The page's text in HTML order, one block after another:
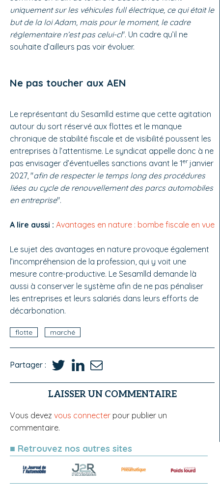
uniquement sur les véhicules full électrique, ce qui était le
but de la loi Adam, mais pour le moment, le cadre
réglementaire n’est pas celui-ci". Un cadre qu’il ne
souhaite d’ailleurs pas voir évoluer.
Ne pas toucher aux AEN
Le représentant du Sesamlld estime que cette agitation
autour du sort réservé aux flottes et le manque
chronique de stabilité fiscale et de visibilité poussent les
entreprises à l’attentisme. Le syndicat appelle donc à ne
pas envisager d’éventuelles sanctions avant le 1er janvier
2027, "afin de respecter le temps long des procédures
liées au cycle de renouvellement des parcs automobiles
en entreprise".
A lire aussi : Avantages en nature : bombe fiscale en vue
Le sujet des avantages en nature provoque également
l’incompréhension de la profession, qui y voit une
mesure contre-productive. Le Sesamlld demande là
aussi à conserver le système afin de ne pas pénaliser
les entreprises et leurs salariés dans leurs efforts de
décarbonation.
flotte marché
Partager :
LAISSER UN COMMENTAIRE
Vous devez vous connecter pour publier un
commentaire.
■ Retrouvez nos autres sites